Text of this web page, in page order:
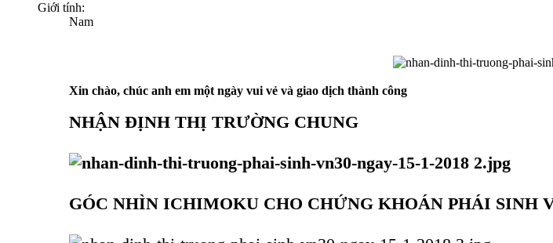
Giới tính:
Nam
Xin chào, chúc anh em một ngày vui vẻ và giao dịch thành công
NHẬN ĐỊNH THỊ TRƯỜNG CHUNG
GÓC NHÌN ICHIMOKU CHO CHỨNG KHOÁN PHÁI SINH